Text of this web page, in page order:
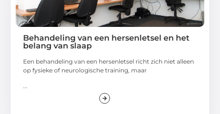
Behandeling van een hersenletsel en het
belang van slaap
Een behandeling van een hersenletsel richt zich niet alleen
op fysieke of neurologische training, maar